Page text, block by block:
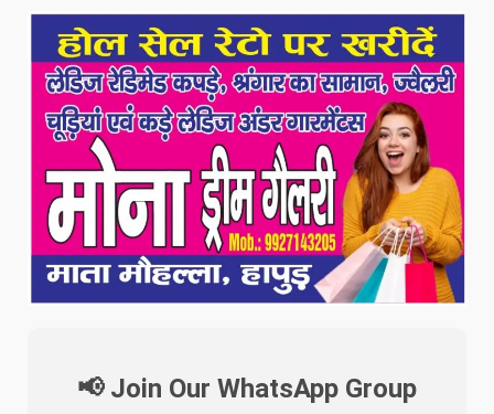
📢 Join Our WhatsApp Group